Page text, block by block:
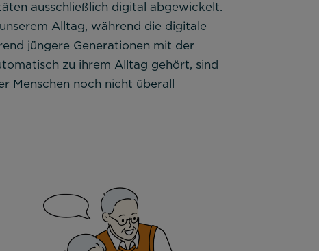
ausschließlich digital abgewickelt.
Alltag, während die digitale
jüngere Generationen mit der
zu ihrem Alltag gehört, sind
Menschen noch nicht überall
benötigt und helfen dabei, unsere Website